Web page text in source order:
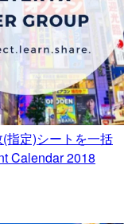
指定)シートを一括
Calendar 2018